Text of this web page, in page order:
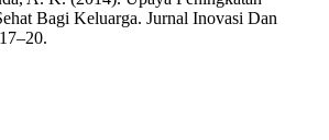
Bagi Keluarga. Jurnal Inovasi Dan